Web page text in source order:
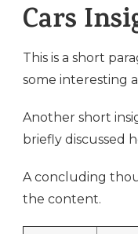
Cars
This is a short
some interesting
Another short
briefly discussed
A concluding
the content.